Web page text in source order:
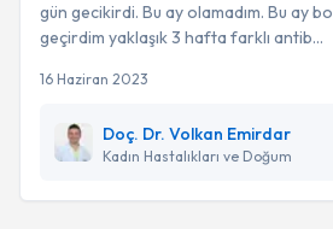
gün gecikirdi. Bu ay olamadım. Bu ay
geçirdim yaklaşık 3 hafta farklı antib...
16 Haziran 2023
Doç. Dr. Volkan Emirdar
Kadın Hastalıkları ve Doğum